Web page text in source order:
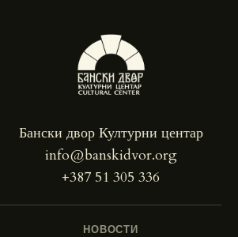
Бански двор Културни центар
info@banskidvor.org
+387 51 305 336
НОВОСТИ